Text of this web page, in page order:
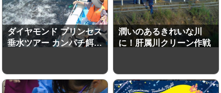
ダイヤモンド プリンセス
垂水ツアー カンパチ餌…
潤いのあるきれいな川
に！肝属川クリーン作戦